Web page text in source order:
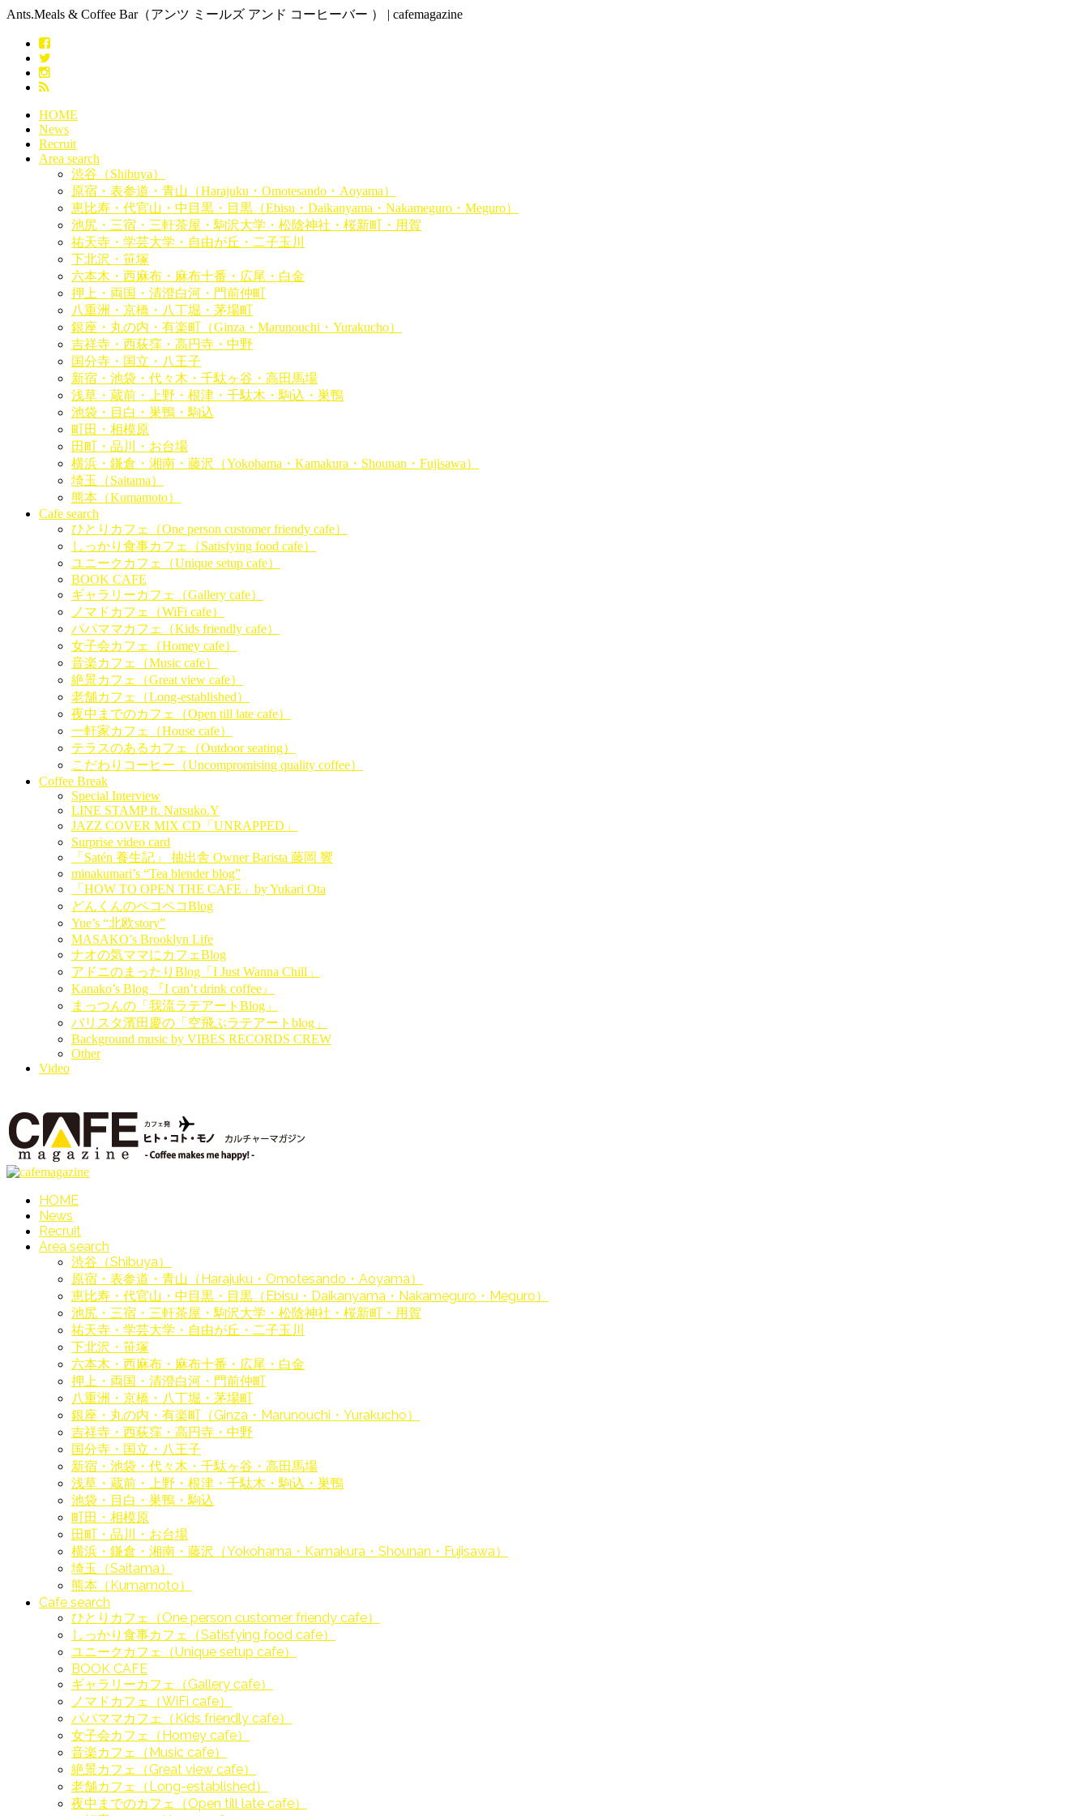
Ants.Meals & Coffee Bar（アンツ ミールズ アンド コーヒーバー ） | cafemagazine
HOME
News
Recruit
Area search
渋谷（Shibuya）
原宿・表参道・青山（Harajuku・Omotesando・Aoyama）
恵比寿・代官山・中目黒・目黒（Ebisu・Daikanyama・Nakameguro・Meguro）
池尻・三宿・三軒茶屋・駒沢大学・松陰神社・桜新町・用賀
祐天寺・学芸大学・自由が丘・二子玉川
下北沢・笹塚
六本木・西麻布・麻布十番・広尾・白金
押上・両国・清澄白河・門前仲町
八重洲・京橋・八丁堀・茅場町
銀座・丸の内・有楽町（Ginza・Marunouchi・Yurakucho）
吉祥寺・西荻窪・高円寺・中野
国分寺・国立・八王子
新宿・池袋・代々木・千駄ヶ谷・高田馬場
浅草・蔵前・上野・根津・千駄木・駒込・巣鴨
池袋・目白・巣鴨・駒込
町田・相模原
田町・品川・お台場
横浜・鎌倉・湘南・藤沢（Yokohama・Kamakura・Shounan・Fujisawa）
埼玉（Saitama）
熊本（Kumamoto）
Cafe search
ひとりカフェ（One person customer friendy cafe）
しっかり食事カフェ（Satisfying food cafe）
ユニークカフェ（Unique setup cafe）
BOOK CAFE
ギャラリーカフェ（Gallery cafe）
ノマドカフェ（WiFi cafe）
パパママカフェ（Kids friendly cafe）
女子会カフェ（Homey cafe）
音楽カフェ（Music cafe）
絶景カフェ（Great view cafe）
老舗カフェ（Long-established）
夜中までのカフェ（Open till late cafe）
一軒家カフェ（House cafe）
テラスのあるカフェ（Outdoor seating）
こだわりコーヒー（Uncompromising quality coffee）
Coffee Break
Special Interview
LINE STAMP ft. Natsuko.Y
JAZZ COVER MIX CD「UNRAPPED」
Surprise video card
「Satén 養生記」 抽出舎 Owner Barista 藤岡 響
minakumari’s “Tea blender blog”
「HOW TO OPEN THE CAFE」by Yukari Ota
どんくんのペコペコBlog
Yue’s “北欧story”
MASAKO’s Brooklyn Life
ナオの気ママにカフェBlog
アドニのまったりBlog「I Just Wanna Chill」
Kanako’s Blog 『I can’t drink coffee』
まっつんの「我流ラテアートBlog」
バリスタ濱田慶の「空飛ぶラテアートblog」
Background music by VIBES RECORDS CREW
Other
Video
HOME
News
Recruit
Area search
渋谷（Shibuya）
原宿・表参道・青山（Harajuku・Omotesando・Aoyama）
恵比寿・代官山・中目黒・目黒（Ebisu・Daikanyama・Nakameguro・Meguro）
池尻・三宿・三軒茶屋・駒沢大学・松陰神社・桜新町・用賀
祐天寺・学芸大学・自由が丘・二子玉川
下北沢・笹塚
六本木・西麻布・麻布十番・広尾・白金
押上・両国・清澄白河・門前仲町
八重洲・京橋・八丁堀・茅場町
銀座・丸の内・有楽町（Ginza・Marunouchi・Yurakucho）
吉祥寺・西荻窪・高円寺・中野
国分寺・国立・八王子
新宿・池袋・代々木・千駄ヶ谷・高田馬場
浅草・蔵前・上野・根津・千駄木・駒込・巣鴨
池袋・目白・巣鴨・駒込
町田・相模原
田町・品川・お台場
横浜・鎌倉・湘南・藤沢（Yokohama・Kamakura・Shounan・Fujisawa）
埼玉（Saitama）
熊本（Kumamoto）
Cafe search
ひとりカフェ（One person customer friendy cafe）
しっかり食事カフェ（Satisfying food cafe）
ユニークカフェ（Unique setup cafe）
BOOK CAFE
ギャラリーカフェ（Gallery cafe）
ノマドカフェ（WiFi cafe）
パパママカフェ（Kids friendly cafe）
女子会カフェ（Homey cafe）
音楽カフェ（Music cafe）
絶景カフェ（Great view cafe）
老舗カフェ（Long-established）
夜中までのカフェ（Open till late cafe）